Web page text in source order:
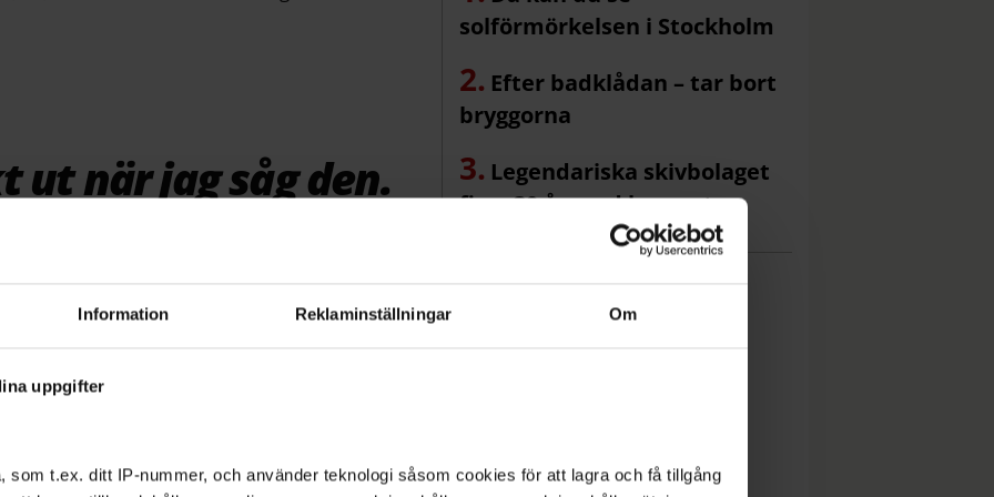
Information Reklaminställningar Om
uppgifter
som t.ex. ditt IP-nummer, och använder teknologi såsom cookies för att lagra och få tillgång
ut när jag såg den.
på Gullmarsplan.
hört av sig till SL:s kundtjänst sedan i slutet av
jag trodde aldrig att det skulle gå såhär
säger Gunilla Sandström.
solförmörkelsen i Stockholm
Efter badklådan – tar bort
bryggorna
Legendariska skivbolaget
firar 30 år med konsert